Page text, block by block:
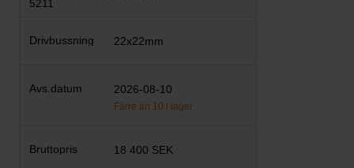
22x22mm
2026-08-10
Färre än 10 i lager
18 400 SEK